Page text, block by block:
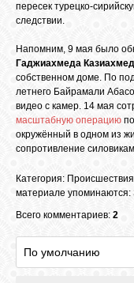
О САЙТЕ
ВИДЕО
МУЗЫКА
САЙТЫ
пересек турецко-
следствии.
Напомним, 9 мая было
Гаджиахмеда
собственном доме. По
летнего Байрамали
видео с камер. 14 мая
масштабную операцию
окружённый в одном из
сопротивление
Категория: Происшествия
материале упоминаются:
Всего комментариев: 2